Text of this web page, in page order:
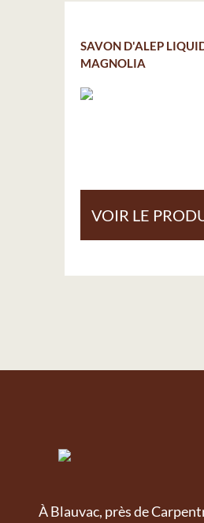
SAVON D'ALEP
MAGNOLIA
VOIR LE
À Blauvac, près de